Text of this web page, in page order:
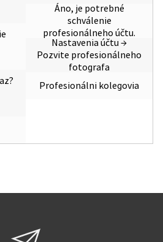
Áno, je potrebné
schválenie
profesionálneho účtu.
Nastavenia účtu →
Pozvite profesionálneho
fotografa
Profesionálni kolegovia